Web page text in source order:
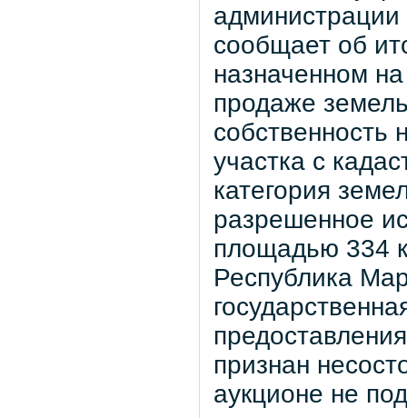
администрации
сообщает об
назначенном
продаже
собственность
участка с
категория
разрешенное
площадью 334
Республика
признан
аукционе не